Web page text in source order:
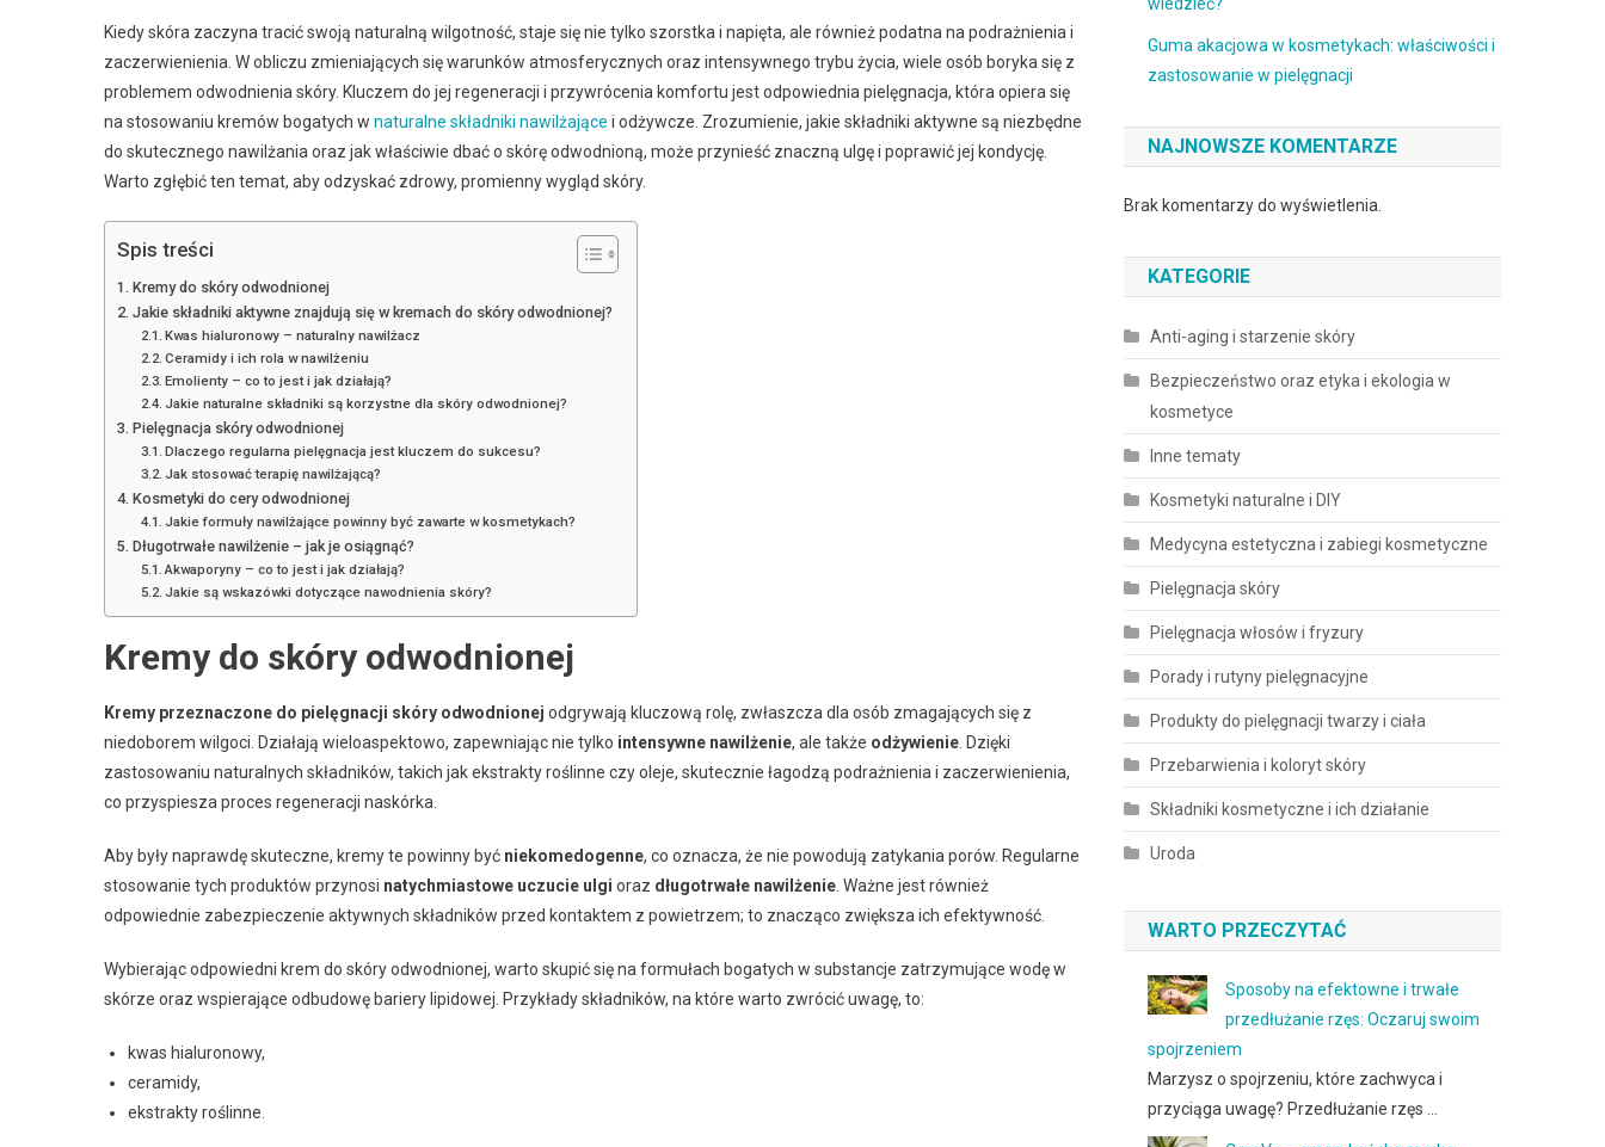
Kiedy skóra zaczyna tracić swoją naturalną wilgotność, staje się nie tylko szorstka i napięta, ale również podatna na podrażnienia i
zaczerwienienia. W obliczu zmieniających się warunków atmosferycznych oraz intensywnego trybu życia, wiele osób boryka się z
problemem odwodnienia skóry. Kluczem do jej regeneracji i przywrócenia komfortu jest odpowiednia pielęgnacja, która opiera się
na stosowaniu kremów bogatych w naturalne składniki nawilżające i odżywcze. Zrozumienie, jakie składniki aktywne są niezbędne
do skutecznego nawilżania oraz jak właściwie dbać o skórę odwodnioną, może przynieść znaczną ulgę i poprawić jej kondycję.
Warto zgłębić ten temat, aby odzyskać zdrowy, promienny wygląd skóry.
Spis treści
Kremy do skóry odwodnionej
Jakie składniki aktywne znajdują się w kremach do skóry odwodnionej?
Kwas hialuronowy – naturalny nawilżacz
Ceramidy i ich rola w nawilżeniu
Emolienty – co to jest i jak działają?
Jakie naturalne składniki są korzystne dla skóry odwodnionej?
Pielęgnacja skóry odwodnionej
Dlaczego regularna pielęgnacja jest kluczem do sukcesu?
Jak stosować terapię nawilżającą?
Kosmetyki do cery odwodnionej
Jakie formuły nawilżające powinny być zawarte w kosmetykach?
Długotrwałe nawilżenie – jak je osiągnąć?
Akwaporyny – co to jest i jak działają?
Jakie są wskazówki dotyczące nawodnienia skóry?
Kremy do skóry odwodnionej
Kremy przeznaczone do pielęgnacji skóry odwodnionej odgrywają kluczową rolę, zwłaszcza dla osób zmagających się z
niedoborem wilgoci. Działają wieloaspektowo, zapewniając nie tylko intensywne nawilżenie, ale także odżywienie . Dzięki
zastosowaniu naturalnych składników, takich jak ekstrakty roślinne czy oleje, skutecznie łagodzą podrażnienia i zaczerwienienia,
co przyspiesza proces regeneracji naskórka.
Aby były naprawdę skuteczne, kremy te powinny być niekomedogenne, co oznacza, że nie powodują zatykania porów. Regularne
stosowanie tych produktów przynosi natychmiastowe uczucie ulgi oraz długotrwałe nawilżenie . Ważne jest również
odpowiednie zabezpieczenie aktywnych składników przed kontaktem z powietrzem; to znacząco zwiększa ich efektywność.
Wybierając odpowiedni krem do skóry odwodnionej, warto skupić się na formułach bogatych w substancje zatrzymujące wodę w
skórze oraz wspierające odbudowę bariery lipidowej. Przykłady składników, na które warto zwrócić uwagę, to:
kwas hialuronowy,
ceramidy,
ekstrakty roślinne.
Guma akacjowa w kosmetykach: właściwości i
zastosowanie w pielęgnacji
NAJNOWSZE KOMENTARZE
Brak komentarzy do wyświetlenia.
KATEGORIE
Anti-aging i starzenie skóry
Bezpieczeństwo oraz etyka i ekologia w
kosmetyce
Inne tematy
Kosmetyki naturalne i DIY
Medycyna estetyczna i zabiegi kosmetyczne
Pielęgnacja skóry
Pielęgnacja włosów i fryzury
Porady i rutyny pielęgnacyjne
Produkty do pielęgnacji twarzy i ciała
Przebarwienia i koloryt skóry
Składniki kosmetyczne i ich działanie
Uroda
WARTO PRZECZYTAĆ
Sposoby na efektowne i trwałe
przedłużanie rzęs: Oczaruj swoim
spojrzeniem
Marzysz o spojrzeniu, które zachwyca i
przyciąga uwagę? Przedłużanie rzęs …